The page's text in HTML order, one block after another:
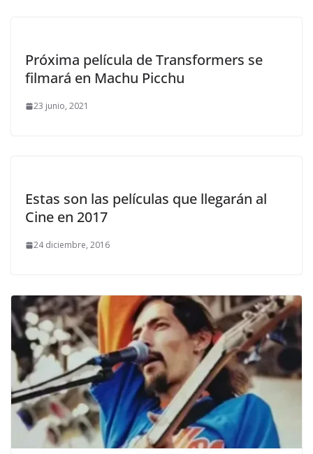
Próxima película de Transformers se
filmará en Machu Picchu
23 junio, 2021
Estas son las películas que llegarán al
Cine en 2017
24 diciembre, 2016